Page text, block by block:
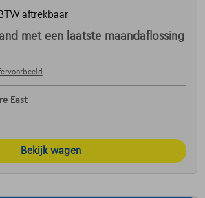
aftrekbaar
met een laatste maandaflossing
East
Bekijk wagen